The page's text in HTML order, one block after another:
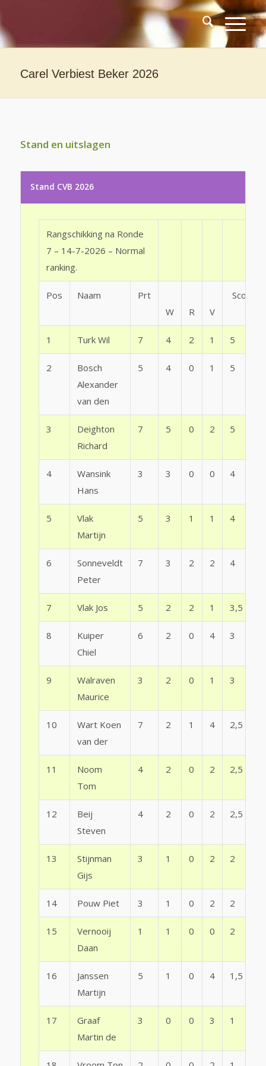
Carel Verbiest Beker 2026
Stand en uitslagen
Stand CVB 2026
Rangschikking na Ronde
7 – 14-7-2026 – Normal
ranking.
Pos Naam
Prt
W
R V
Score
1 Turk Wil 7 4 2 1 5
2
Bosch
Alexander
van den
5 4 0 1 5
3
Deighton
Richard
7 5 0 2 5
4
Wansink
Hans
3 3 0 0 4
5
Vlak
Martijn
5 3 1 1 4
6
Sonneveldt
Peter
7 3 2 2 4
7 Vlak Jos 5 2 2 1 3,5
8
Kuiper
Chiel
6 2 0 4 3
9
Walraven
Maurice
3 2 0 1 3
10
Wart Koen
van der
7 2 1 4 2,5
11
Noom
Tom
4 2 0 2 2,5
12
Beij
Steven
4 2 0 2 2,5
13
Stijnman
Gijs
3 1 0 2 2
14 Pouw Piet 3 1 0 2 2
15
Vernooij
Daan
1 1 0 0 2
16
Janssen
Martijn
5 1 0 4 1,5
17
Graaf
Martin de
3 0 0 3 1